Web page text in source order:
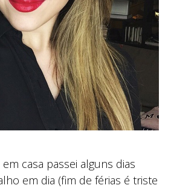
casa passei alguns dias
em dia (fim de férias é triste